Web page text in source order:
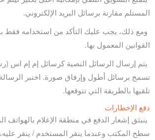
المستلم مقارنة برسائل البريد الإلكتروني.
ومع ذلك، يجب عليك التأكد من استخدامه فقط
القوانين المعمول بها.
يتم إرسال الرسائل النصية كرسائل إم إم اس
تسمح برسائل أطول وإرفاق صورة. اختبر الرسالة
تلقيها بالطريقة التي تتوقعها.
دفع الإخطارات
ينبثق إشعار الدفع في منطقة الإعلام بالهواتف
سطح المكتب وعندما ينقر المستخدم / ينقر عليه،